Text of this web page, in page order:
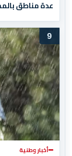
عدة مناطق
9
أخبار وطنية